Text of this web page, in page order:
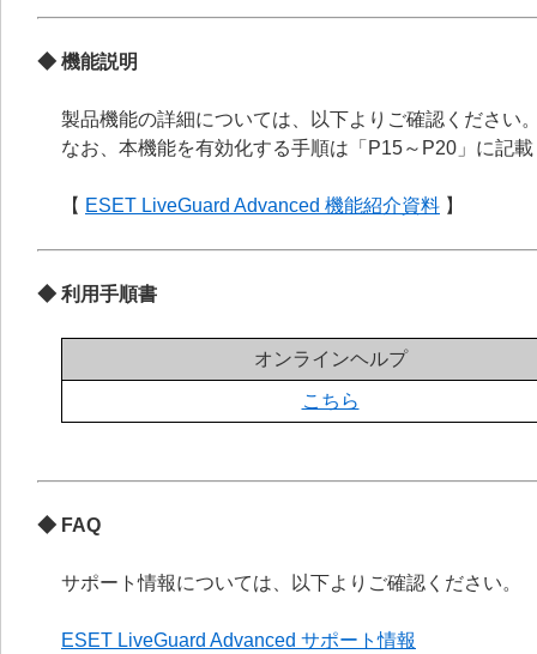
◆ 機能説明
製品機能の詳細については、以下よりご確認ください
なお、本機能を有効化する手順は「P15～P20」に記
【 ESET LiveGuard Advanced 機能紹介資料 】
◆ 利用手順書
オンラインヘルプ
こちら
◆ FAQ
サポート情報については、以下よりご確認ください。
ESET LiveGuard Advanced サポート情報